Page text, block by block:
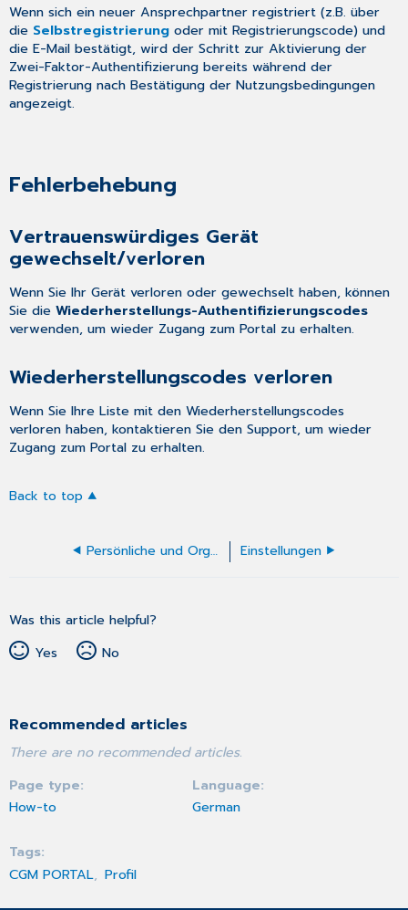
Wenn sich ein neuer Ansprechpartner registriert (z.B. über
die Selbstregistrierung oder mit Registrierungscode) und
die E-Mail bestätigt, wird der Schritt zur Aktivierung der
Zwei-Faktor-Authentifizierung bereits während der
Registrierung nach Bestätigung der Nutzungsbedingungen
angezeigt.
Fehlerbehebung
Vertrauenswürdiges Gerät
gewechselt/verloren
Wenn Sie Ihr Gerät verloren oder gewechselt haben, können
Sie dieWiederherstellungs-Authentifizierungscodes
verwenden, um wieder Zugang zum Portal zu erhalten.
Wiederherstellungscodes verloren
Wenn Sie Ihre Liste mit den Wiederherstellungscodes
verloren haben, kontaktieren Sie den Support, um wieder
Zugang zum Portal zu erhalten.
Back to top
Persönliche und Organisationsdetails Einstellungen
Was this article helpful?
Yes
No
Recommended articles
There are no recommended articles.
Page type
How-to
Language
German
Tags
CGM PORTAL Profil